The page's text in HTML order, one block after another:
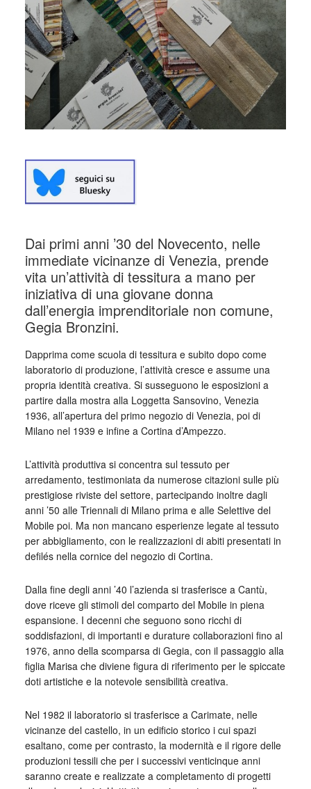
Dai primi anni ’30 del Novecento, nelle
immediate vicinanze di Venezia, prende
vita un’attività di tessitura a mano per
iniziativa di una giovane donna
dall’energia imprenditoriale non comune,
Gegia Bronzini.
Dapprima come scuola di tessitura e subito dopo come
laboratorio di produzione, l’attività cresce e assume una
propria identità creativa. Si susseguono le esposizioni a
partire dalla mostra alla Loggetta Sansovino, Venezia
1936, all’apertura del primo negozio di Venezia, poi di
Milano nel 1939 e infine a Cortina d’Ampezzo.
L’attività produttiva si concentra sul tessuto per
arredamento, testimoniata da numerose citazioni sulle più
prestigiose riviste del settore, partecipando inoltre dagli
anni ’50 alle Triennali di Milano prima e alle Selettive del
Mobile poi. Ma non mancano esperienze legate al tessuto
per abbigliamento, con le realizzazioni di abiti presentati in
defilés nella cornice del negozio di Cortina.
Dalla fine degli anni ’40 l’azienda si trasferisce a Cantù,
dove riceve gli stimoli del comparto del Mobile in piena
espansione. I decenni che seguono sono ricchi di
soddisfazioni, di importanti e durature collaborazioni fino al
1976, anno della scomparsa di Gegia, con il passaggio alla
figlia Marisa che diviene figura di riferimento per le spiccate
doti artistiche e la notevole sensibilità creativa.
Nel 1982 il laboratorio si trasferisce a Carimate, nelle
vicinanze del castello, in un edificio storico i cui spazi
esaltano, come per contrasto, la modernità e il rigore delle
produzioni tessili che per i successivi venticinque anni
saranno create e realizzate a completamento di progetti